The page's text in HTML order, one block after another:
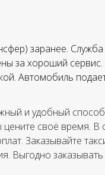
и удобный
цените своё время. В
Заказывайте
Выгодно
заранее.
за хороший сервис.
Автомобиль